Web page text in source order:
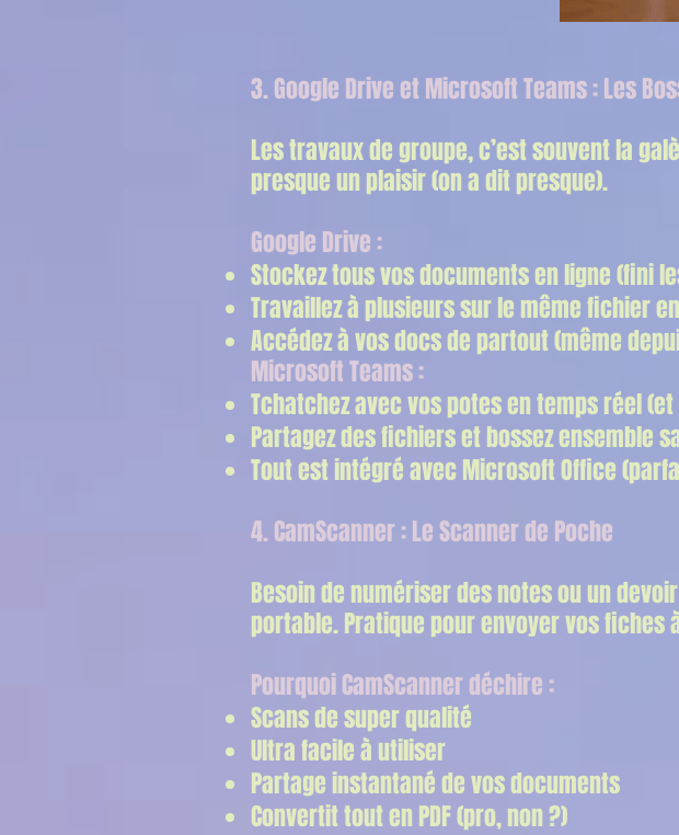
3. Google Drive et Microsoft Teams : Les
Les travaux de groupe, c’est souvent la
presque un plaisir (on a dit presque).
Google Drive :
Stockez tous vos documents en ligne (fini
Travaillez à plusieurs sur le même fichier
Accédez à vos docs de partout (même
Microsoft Teams :
Tchatchez avec vos potes en temps réel
Partagez des fichiers et bossez ensemble
Tout est intégré avec Microsoft Office
4. CamScanner : Le Scanner de Poche
Besoin de numériser des notes ou un
portable. Pratique pour envoyer vos
Pourquoi CamScanner déchire :
Scans de super qualité
Ultra facile à utiliser
Partage instantané de vos documents
Convertit tout en PDF (pro, non ?)